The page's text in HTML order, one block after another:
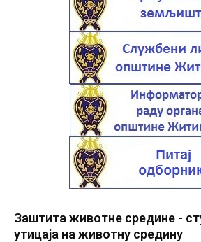
Заштита животне средине -
утицаја на животну средину